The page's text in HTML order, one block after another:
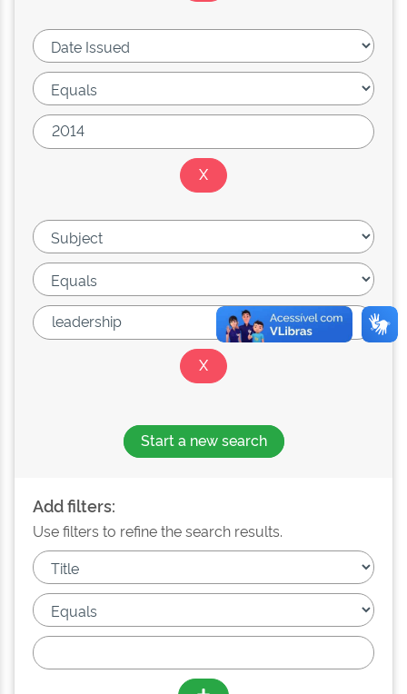
Start a new search
Add filters:
Use filters to refine the search results.